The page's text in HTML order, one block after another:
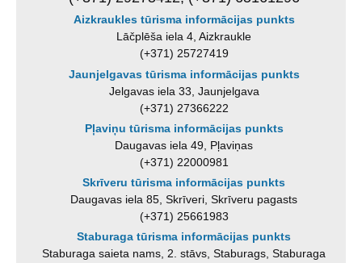
Aizkraukles tūrisma informācijas punkts
Lāčplēša iela 4, Aizkraukle
(+371) 25727419
Jaunjelgavas tūrisma informācijas punkts
Jelgavas iela 33, Jaunjelgava
(+371) 27366222
Pļaviņu tūrisma informācijas punkts
Daugavas iela 49, Pļaviņas
(+371) 22000981
Skrīveru tūrisma informācijas punkts
Daugavas iela 85, Skrīveri, Skrīveru pagasts
(+371) 25661983
Staburaga tūrisma informācijas punkts
Staburaga saieta nams, 2. stāvs, Staburags, Staburaga